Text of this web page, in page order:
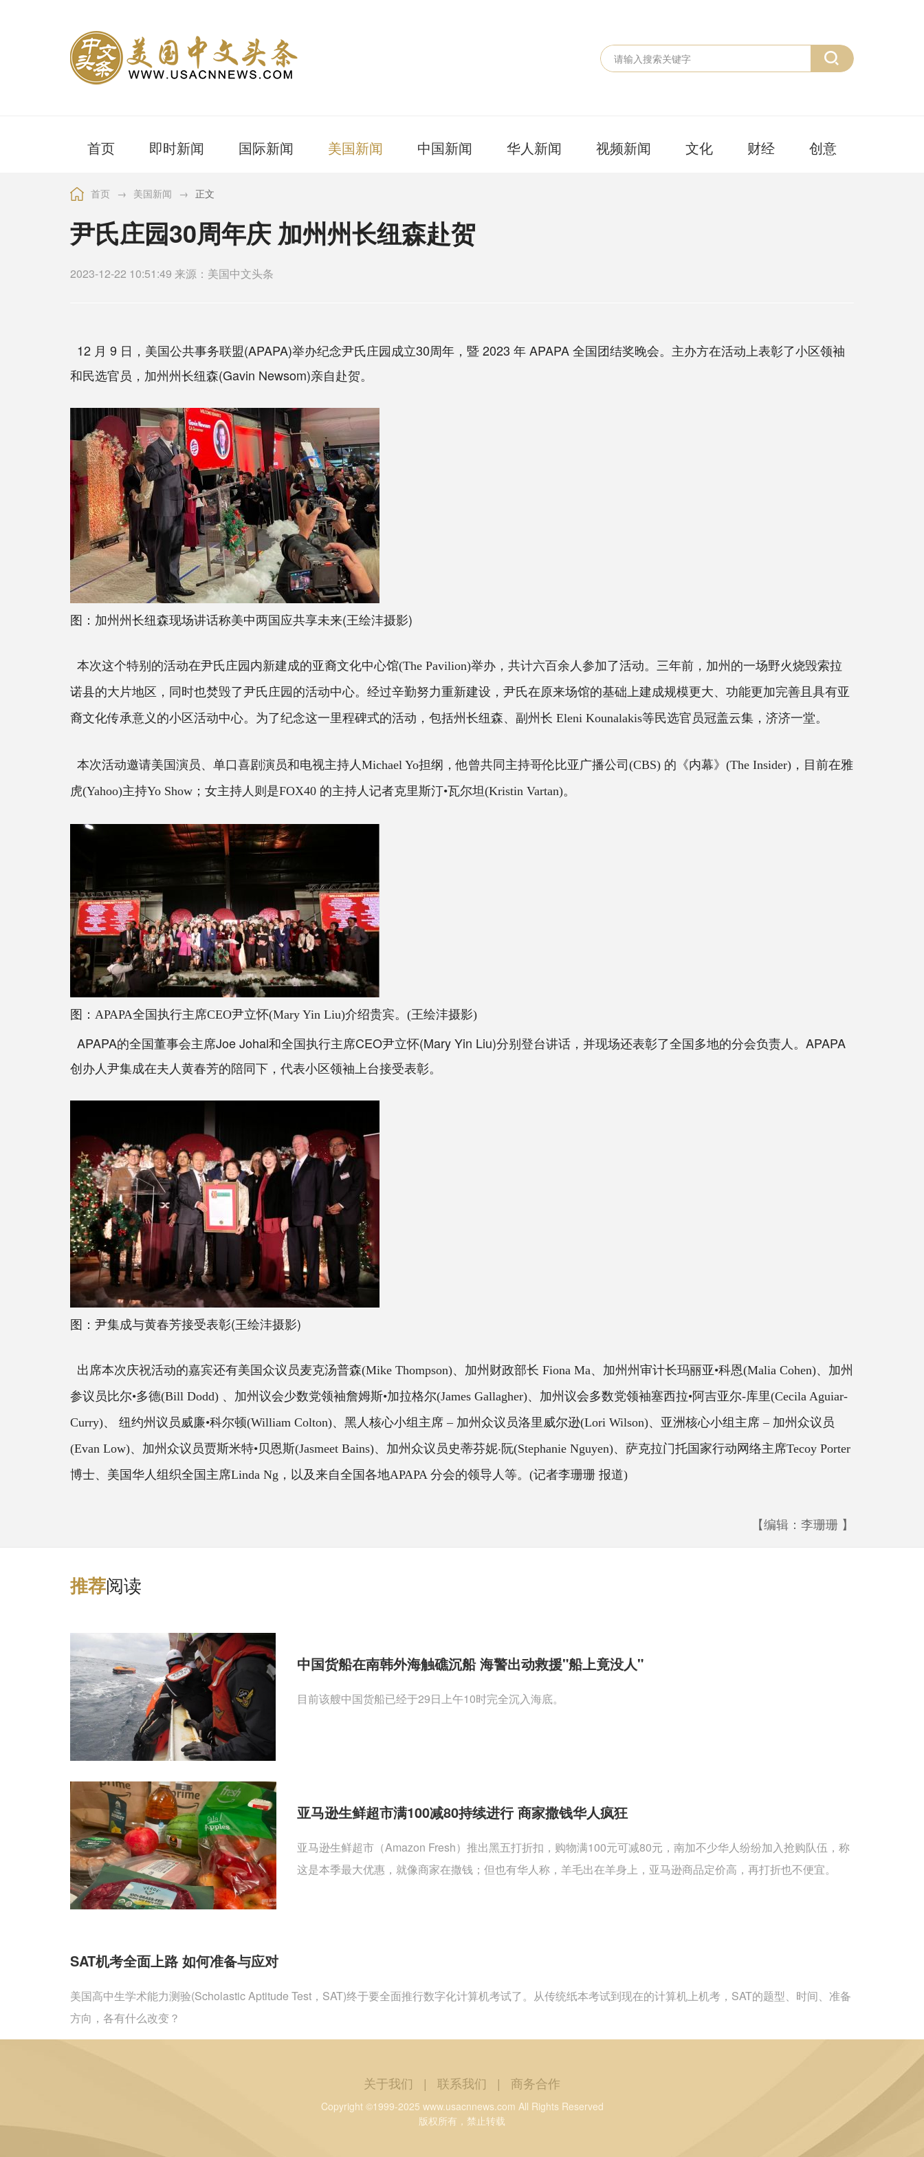
首页 即时新闻 国际新闻 美国新闻 中国新闻 华人新闻 视频新闻 文化 财经 创意
首页 → 美国新闻 → 正文
尹氏庄园30周年庆 加州州长纽森赴贺
2023-12-22 10:51:49 来源：美国中文头条
12 月 9 日，美国公共事务联盟(APAPA)举办纪念尹氏庄园成立30周年，暨 2023 年 APAPA 全国团结奖晚会。主办方在活动上表彰了小区领袖
和民选官员，加州州长纽森(Gavin Newsom)亲自赴贺。
图：加州州长纽森现场讲话称美中两国应共享未来(王绘沣摄影)
本次这个特别的活动在尹氏庄园内新建成的亚裔文化中心馆(The Pavilion)举办，共计六百余人参加了活动。三年前，加州的一场野火烧毁索拉
诺县的大片地区，同时也焚毁了尹氏庄园的活动中心。经过辛勤努力重新建设，尹氏在原来场馆的基础上建成规模更大、功能更加完善且具有亚
裔文化传承意义的小区活动中心。为了纪念这一里程碑式的活动，包括州长纽森、副州长 Eleni Kounalakis等民选官员冠盖云集，济济一堂。
本次活动邀请美国演员、单口喜剧演员和电视主持人Michael Yo担纲，他曾共同主持哥伦比亚广播公司(CBS) 的《内幕》(The Insider)，目前在雅
虎(Yahoo)主持Yo Show；女主持人则是FOX40 的主持人记者克里斯汀•瓦尔坦(Kristin Vartan)。
图： APAPA全国执行主席CEO尹立怀(Mary Yin Liu)介绍贵宾。(王绘沣摄影)
APAPA的全国董事会主席Joe Johal和全国执行主席CEO尹立怀(Mary Yin Liu)分别登台讲话，并现场还表彰了全国多地的分会负责人。APAPA
创办人尹集成在夫人黄春芳的陪同下，代表小区领袖上台接受表彰。
图：尹集成与黄春芳接受表彰(王绘沣摄影)
出席本次庆祝活动的嘉宾还有美国众议员麦克汤普森(Mike Thompson)、加州财政部长 Fiona Ma、加州州审计长玛丽亚•科恩(Malia Cohen)、加州
参议员比尔•多德(Bill Dodd) 、加州议会少数党领袖詹姆斯•加拉格尔(James Gallagher)、加州议会多数党领袖塞西拉•阿吉亚尔-库里(Cecila Aguiar-
Curry)、 纽约州议员威廉•科尔顿(William Colton)、黑人核心小组主席 – 加州众议员洛里威尔逊(Lori Wilson)、亚洲核心小组主席 – 加州众议员
(Evan Low)、加州众议员贾斯米特•贝恩斯(Jasmeet Bains)、加州众议员史蒂芬妮‧阮(Stephanie Nguyen)、萨克拉门托国家行动网络主席Tecoy Porter
博士、美国华人组织全国主席Linda Ng，以及来自全国各地APAPA 分会的领导人等。(记者李珊珊 报道)
【编辑：李珊珊 】
推荐阅读
中国货船在南韩外海触礁沉船 海警出动救援"船上竟没人"
目前该艘中国货船已经于29日上午10时完全沉入海底。
亚马逊生鲜超市满100减80持续进行 商家撒钱华人疯狂
亚马逊生鲜超市（Amazon Fresh）推出黑五打折扣，购物满100元可减80元，南加不少华人纷纷加入抢购队伍，称
这是本季最大优惠，就像商家在撒钱；但也有华人称，羊毛出在羊身上，亚马逊商品定价高，再打折也不便宜。
SAT机考全面上路 如何准备与应对
美国高中生学术能力测验(Scholastic Aptitude Test，SAT)终于要全面推行数字化计算机考试了。从传统纸本考试到现在的计算机上机考，SAT的题型、时间、准备
方向，各有什么改变？
关于我们 | 联系我们 | 商务合作
Copyright ©1999-2025 www.usacnnews.com All Rights Reserved
版权所有，禁止转载